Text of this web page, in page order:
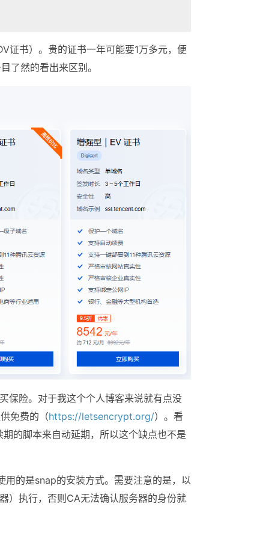
证书）。贵的证书一年可能要1万多元，便
了然的看出来区别。
保险。对于我这个个人博客来说就有点没
免费的（https://letsencrypt.org/）。看
的脚本来自动延期，所以这个缺点也不是
的是snap的安装方式。需要注意的是，以
）执行，否则CA无法确认服务器的身份就